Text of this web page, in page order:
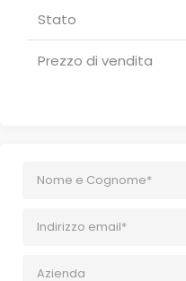
Stato
Prezzo di vendita